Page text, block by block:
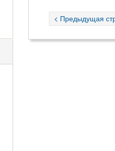
< Предыдущая